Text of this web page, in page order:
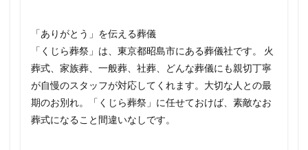
「ありがとう」を伝える葬儀
「くじら葬祭」は、東京都昭島市にある葬儀社です。 火
葬式、家族葬、一般葬、社葬、どんな葬儀にも親切丁寧
が自慢のスタッフが対応してくれます。大切な人との最
期のお別れ。「くじら葬祭」に任せておけば、素敵なお
葬式になること間違いなしです。